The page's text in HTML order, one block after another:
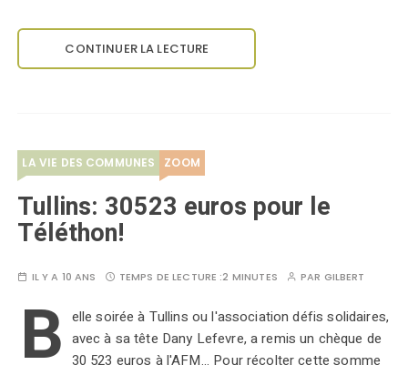
CONTINUER LA LECTURE
LA VIE DES COMMUNES ZOOM
Tullins: 30523 euros pour le
Téléthon!
IL Y A 10 ANS TEMPS DE LECTURE :2 MINUTES PAR GILBERT
B elle soirée à Tullins ou l'association défis solidaires,
avec à sa tête Dany Lefevre, a remis un chèque de
30 523 euros à l'AFM... Pour récolter cette somme